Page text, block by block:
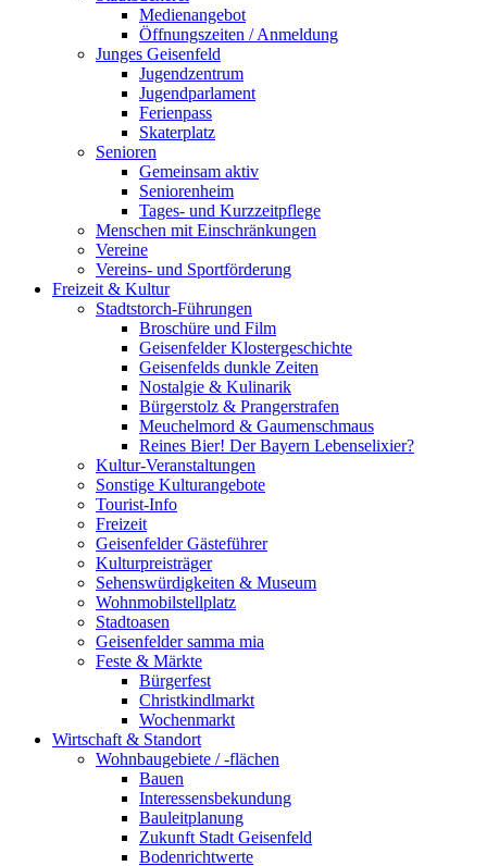
Medienangebot
Öffnungszeiten / Anmeldung
Junges Geisenfeld
Jugendzentrum
Jugendparlament
Ferienpass
Skaterplatz
Senioren
Gemeinsam aktiv
Seniorenheim
Tages- und Kurzzeitpflege
Menschen mit Einschränkungen
Vereine
Vereins- und Sportförderung
Freizeit & Kultur
Stadtstorch-Führungen
Broschüre und Film
Geisenfelder Klostergeschichte
Geisenfelds dunkle Zeiten
Nostalgie & Kulinarik
Bürgerstolz & Prangerstrafen
Meuchelmord & Gaumenschmaus
Reines Bier! Der Bayern Lebenselixier?
Kultur-Veranstaltungen
Sonstige Kulturangebote
Tourist-Info
Freizeit
Geisenfelder Gästeführer
Kulturpreisträger
Sehenswürdigkeiten & Museum
Wohnmobilstellplatz
Stadtoasen
Geisenfelder samma mia
Feste & Märkte
Bürgerfest
Christkindlmarkt
Wochenmarkt
Wirtschaft & Standort
Wohnbaugebiete / -flächen
Bauen
Interessensbekundung
Bauleitplanung
Zukunft Stadt Geisenfeld
Bodenrichtwerte